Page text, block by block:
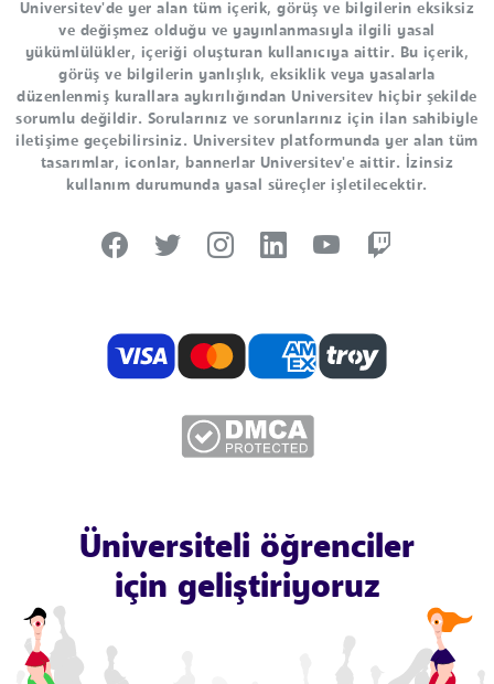
Universitev'de yer alan tüm içerik, görüş ve bilgilerin eksiksiz
ve değişmez olduğu ve yayınlanmasıyla ilgili yasal
yükümlülükler, içeriği oluşturan kullanıcıya aittir. Bu içerik,
görüş ve bilgilerin yanlışlık, eksiklik veya yasalarla
düzenlenmiş kurallara aykırılığından Universitev hiçbir şekilde
sorumlu değildir. Sorularınız ve sorunlarınız için ilan sahibiyle
iletişime geçebilirsiniz. Universitev platformunda yer alan tüm
tasarımlar, iconlar, bannerlar Universitev'e aittir. İzinsiz
kullanım durumunda yasal süreçler işletilecektir.
Üniversiteli öğrenciler
için geliştiriyoruz